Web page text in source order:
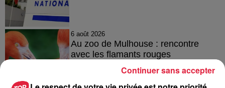
6 août 2026
Au zoo de Mulhouse : rencontre
avec les flamants rouges
Continuer sans accepter